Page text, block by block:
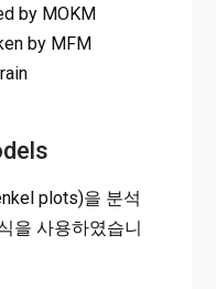
by MOKM
by MFM
plots)을 분석
을 사용하였습니